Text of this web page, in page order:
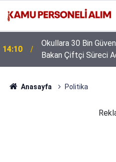
16:44
GSB 600 Personel
Son Gün Yarın
Anasayfa Politika